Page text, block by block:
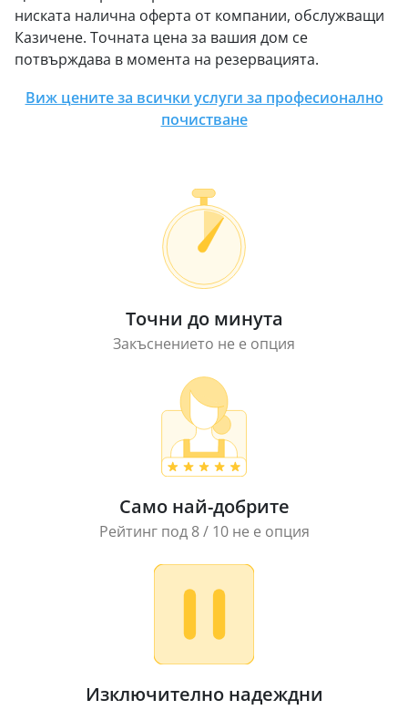
ниската налична оферта от компании, обслужващи
Казичене. Точната цена за вашия дом се
потвърждава в момента на резервацията.
Виж цените за всички услуги за професионално
почистване
Точни до минута
Закъснението не е опция
Само най-добрите
Рейтинг под 8 / 10 не е опция
Изключително надеждни